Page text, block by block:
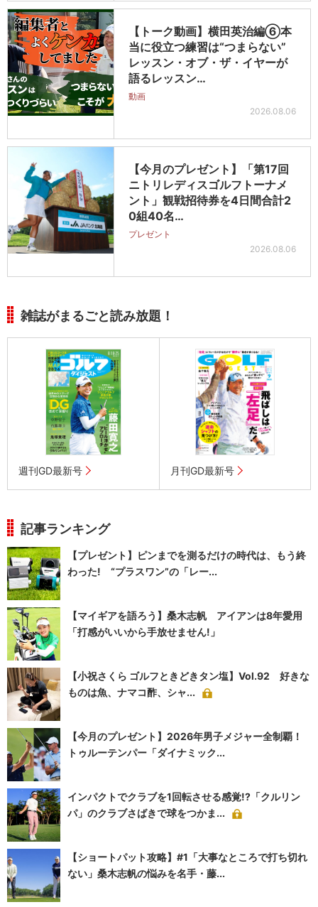
【トーク動画】横田英治編⑥本
当に役立つ練習は“つまらない”
レッスン・オブ・ザ・イヤーが
語るレッスン…
動画
2026.08.06
【今月のプレゼント】「第17回
ニトリレディスゴルフトーナメ
ント」観戦招待券を4日間合計2
0組40名…
プレゼント
2026.08.06
雑誌がまるごと読み放題！
週刊GD最新号 月刊GD最新号
記事ランキング
【プレゼント】ピンまでを測るだけの時代は、もう終
わった! “プラスワン”の「レー...
【マイギアを語ろう】桑木志帆 アイアンは8年愛用
「打感がいいから手放せません!」
【小祝さくら ゴルフときどきタン塩】Vol.92 好きな
ものは魚、ナマコ酢、シャ...
【今月のプレゼント】2026年男子メジャー全制覇！
トゥルーテンパー「ダイナミック...
インパクトでクラブを1回転させる感覚!?「クルリン
パ」のクラブさばきで球をつかま...
【ショートパット攻略】#1「大事なところで打ち切れ
ない」桑木志帆の悩みを名手・藤...